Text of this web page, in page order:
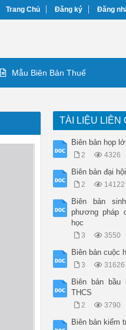
Trang Chủ Đăng ký Đăng
Mẫu Biên Bản Thuế
TÀI LIỆU LIÊN
Biên bản họp
2 4326
Biên bản đại
2 14122
Biên bản
phương pháp
học
3 3550
Biên bản cuộc
3 31626
Biên bản
THCS
2 3790
Biên bản kiểm